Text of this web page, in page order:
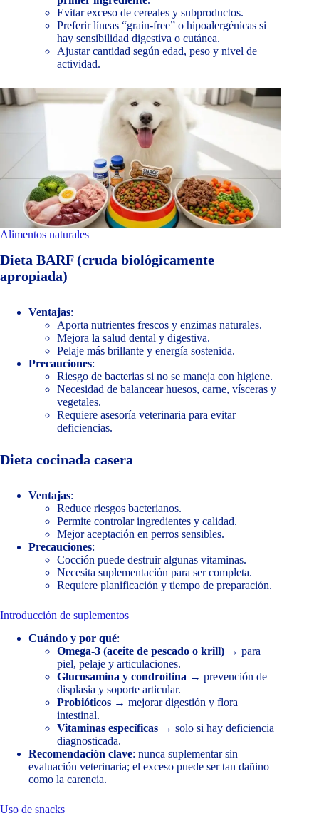
Evitar exceso de cereales y subproductos.
Preferir líneas “grain-free” o hipoalergénicas si
hay sensibilidad digestiva o cutánea.
Ajustar cantidad según edad, peso y nivel de
actividad.
Alimentos naturales
Dieta BARF (cruda biológicamente
apropiada)
Ventajas:
Aporta nutrientes frescos y enzimas naturales.
Mejora la salud dental y digestiva.
Pelaje más brillante y energía sostenida.
Precauciones:
Riesgo de bacterias si no se maneja con higiene.
Necesidad de balancear huesos, carne, vísceras y
vegetales.
Requiere asesoría veterinaria para evitar
deficiencias.
Dieta cocinada casera
Ventajas:
Reduce riesgos bacterianos.
Permite controlar ingredientes y calidad.
Mejor aceptación en perros sensibles.
Precauciones:
Cocción puede destruir algunas vitaminas.
Necesita suplementación para ser completa.
Requiere planificación y tiempo de preparación.
Introducción de suplementos
Cuándo y por qué:
Omega-3 (aceite de pescado o krill) → para
piel, pelaje y articulaciones.
Glucosamina y condroitina → prevención de
displasia y soporte articular.
Probióticos → mejorar digestión y flora
intestinal.
Vitaminas específicas → solo si hay deficiencia
diagnosticada.
Recomendación clave: nunca suplementar sin
evaluación veterinaria; el exceso puede ser tan dañino
como la carencia.
Uso de snacks